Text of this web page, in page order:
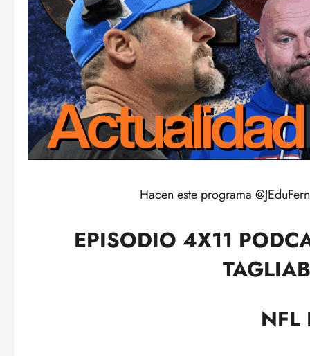
Hacen este programa
EPISODIO 4X11
NFL